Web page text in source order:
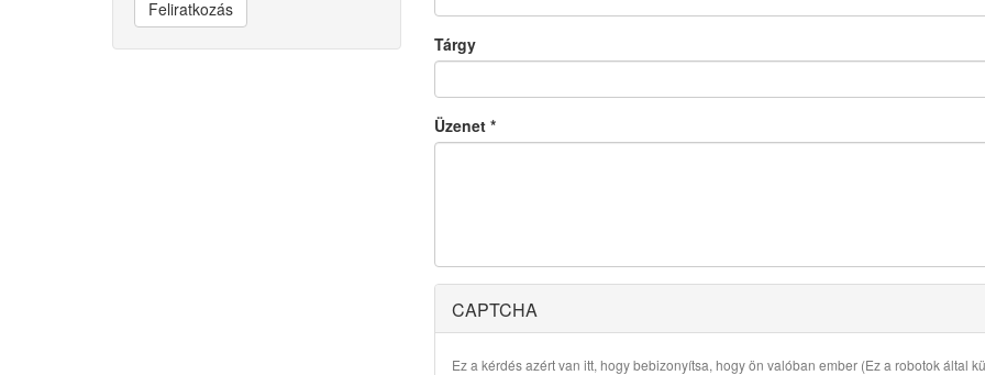
Feliratkozás
Tárgy
Üzenet *
CAPTCHA
Ez a kérdés azért van itt, hogy bebizonyítsa, hogy ön valóban ember (Ez a robotok által